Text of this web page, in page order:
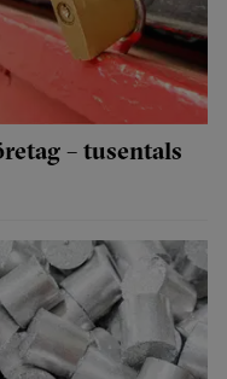
– tusentals